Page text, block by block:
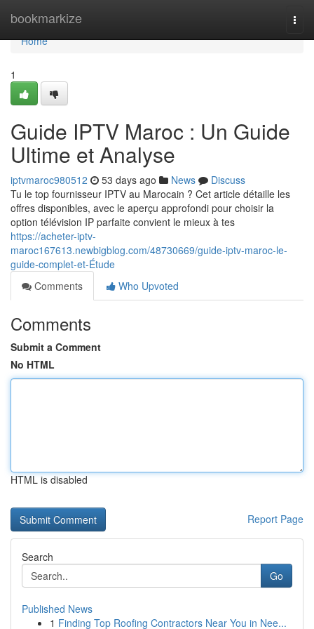
bookmarkize
Home
Home
1
Guide IPTV Maroc : Un Guide
Ultime et Analyse
iptvmaroc980512 53 days ago News
Discuss
Tu le top fournisseur IPTV au Marocain ? Cet article détaille les
offres disponibles, avec le aperçu approfondi pour choisir la
option télévision IP parfaite convient le mieux à tes
https://acheter-iptv-
maroc167613.newbigblog.com/48730669/guide-iptv-maroc-le-
guide-complet-et-Étude
Comments
Who Upvoted
Comments
Submit a Comment
No HTML
HTML is disabled
Report Page
Search
Go
Published News
1 Finding Top Roofing Contractors Near You in Nee...